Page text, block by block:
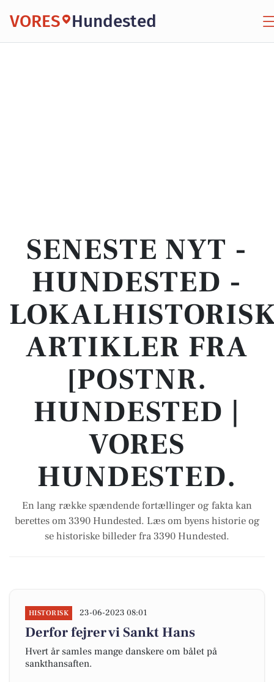
VORES Hundested
SENESTE NYT -
HUNDESTED -
ARTIKLER FRA
[POSTNR.
HUNDESTED |
VORES
HUNDESTED.
En lang række spændende fortællinger og fakta kan
berettes om 3390 Hundested. Læs om byens historie og
se historiske billeder fra 3390 Hundested.
HISTORISK 23-06-2023 08:01
Derfor fejrer vi Sankt Hans
Hvert år samles mange danskere om bålet på
sankthansaften.